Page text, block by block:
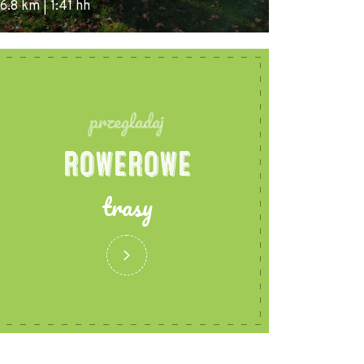
km | 1:41 hh
przegladaj
ROWEROWE
trasy